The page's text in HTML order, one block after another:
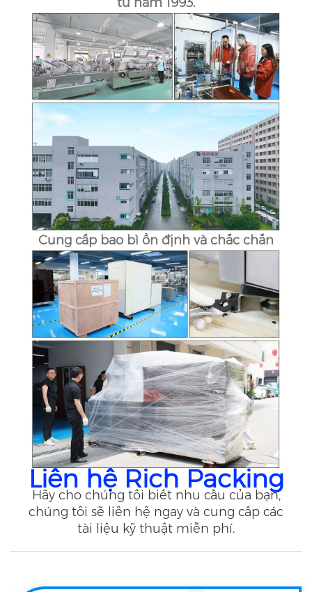
Cung cấp bao bì ổn định và chắc chắn
Liên hệ Rich Packing
Hãy cho chúng tôi biết nhu cầu của bạn,
chúng tôi sẽ liên hệ ngay và cung cấp các
tài liệu kỹ thuật miễn phí.